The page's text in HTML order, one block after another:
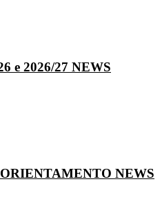
e 2026/27 NEWS
NEWS